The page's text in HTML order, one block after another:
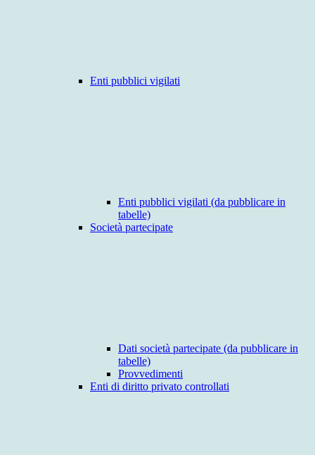
Enti pubblici vigilati
Enti pubblici vigilati (da pubblicare in
tabelle)
Società partecipate
Dati società partecipate (da pubblicare in
tabelle)
Provvedimenti
Enti di diritto privato controllati